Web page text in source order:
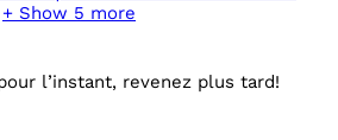
+ Show 5 more
l’instant, revenez plus tard!